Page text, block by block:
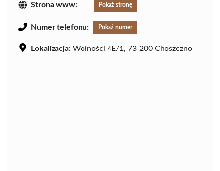
Strona www: Pokaż stronę
Numer telefonu: Pokaż numer
Lokalizacja: Wolności 4E/1, 73-200 Choszczno